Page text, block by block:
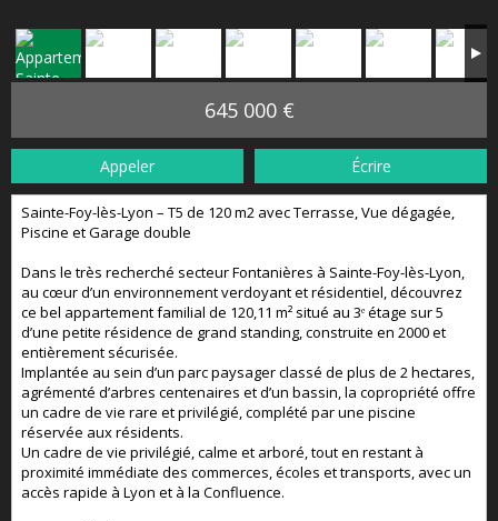
645 000 €
Appeler Écrire
Sainte-Foy-lès-Lyon – T5 de 120 m2 avec Terrasse, Vue dégagée,
Piscine et Garage double
Dans le très recherché secteur Fontanières à Sainte-Foy-lès-Lyon,
au cœur d’un environnement verdoyant et résidentiel, découvrez
ce bel appartement familial de 120,11 m² situé au 3ᵉ étage sur 5
d’une petite résidence de grand standing, construite en 2000 et
entièrement sécurisée.
Implantée au sein d’un parc paysager classé de plus de 2 hectares,
agrémenté d’arbres centenaires et d’un bassin, la copropriété offre
un cadre de vie rare et privilégié, complété par une piscine
réservée aux résidents.
Un cadre de vie privilégié, calme et arboré, tout en restant à
proximité immédiate des commerces, écoles et transports, avec un
accès rapide à Lyon et à la Confluence.